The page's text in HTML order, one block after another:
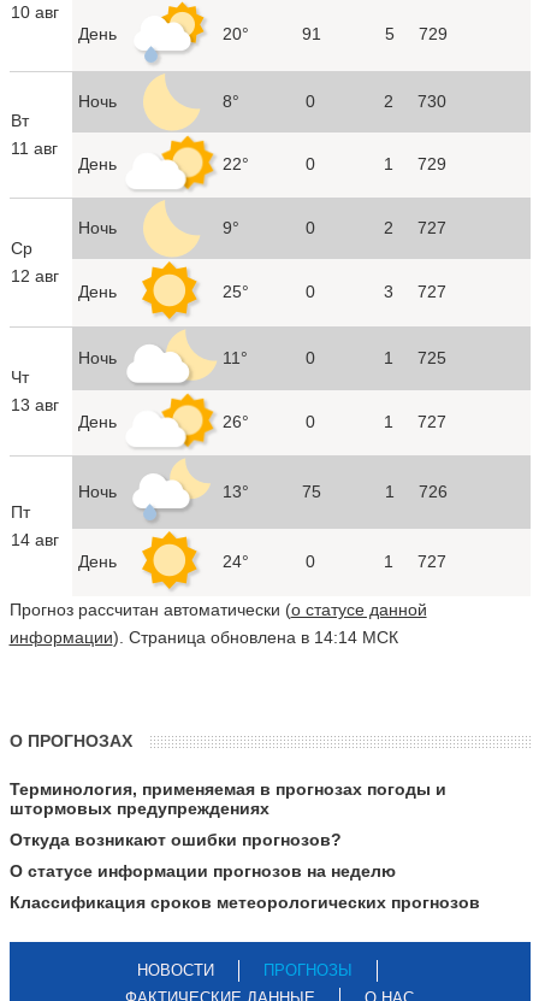
10 авг
День 20° 91 5 729
Вт
11 авг
Ночь 8° 0 2 730
День 22° 0 1 729
Ср
12 авг
Ночь 9° 0 2 727
День 25° 0 3 727
Чт
13 авг
Ночь 11° 0 1 725
День 26° 0 1 727
Пт
14 авг
Ночь 13° 75 1 726
День 24° 0 1 727
Прогноз рассчитан автоматически (о статусе данной
информации). Страница обновлена в 14:14 МСК
О ПРОГНОЗАХ
Терминология, применяемая в прогнозах погоды и
штормовых предупреждениях
Откуда возникают ошибки прогнозов?
О статусе информации прогнозов на неделю
Классификация сроков метеорологических прогнозов
НОВОСТИ
ПРОГНОЗЫ